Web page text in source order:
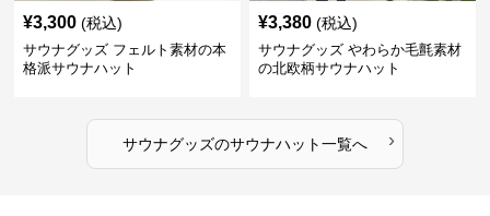
¥3,300 (税込)
サウナグッズ フェルト素材の本
格派サウナハット
¥3,380 (税込)
サウナグッズ やわらか毛氈素材
の北欧柄サウナハット
サウナグッズのサウナハット一覧へ ›